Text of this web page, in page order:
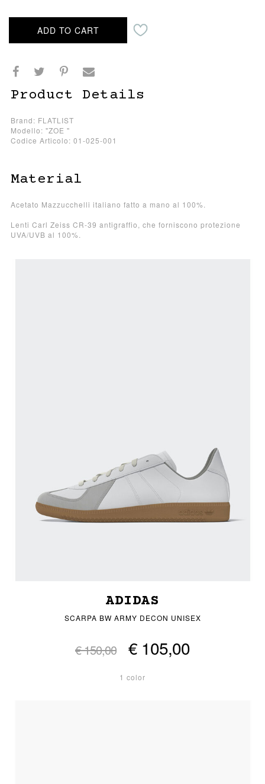
ADD TO CART
Product Details
Brand: FLATLIST
Modello: "ZOE "
Codice Articolo: 01-025-001
Material
Acetato Mazzucchelli italiano fatto a mano al 100%.
Lenti Carl Zeiss CR-39 antigraffio, che forniscono protezione
UVA/UVB al 100%.
ADIDAS
SCARPA BW ARMY DECON UNISEX
€ 150,00 € 105,00
1 color